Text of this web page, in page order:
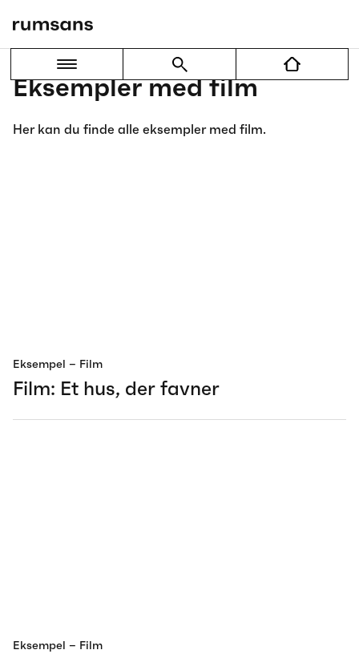
Eksempler med film
Her kan du finde alle eksempler med film.
Eksempel – Film
Film: Et hus, der favner
Eksempel – Film